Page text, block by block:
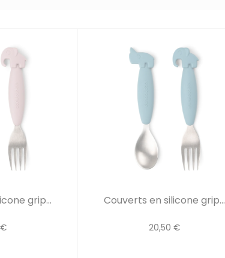
grip... Couverts en silicone grip...
20,50 €